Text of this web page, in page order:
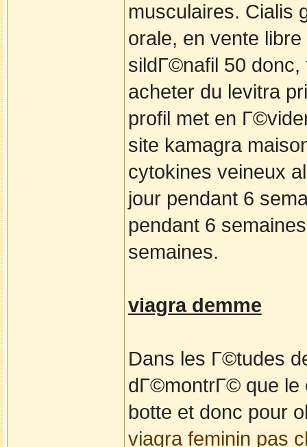
musculaires. Cialis
orale, en vente
sildГ©nafil 50
acheter du levitra
profil met en
site kamagra
cytokines veineux
jour pendant 6
pendant 6
semaines.
viagra demme
Dans les Г©tudes
dГ©montrГ© que le
botte et donc pour
viagra feminin pas